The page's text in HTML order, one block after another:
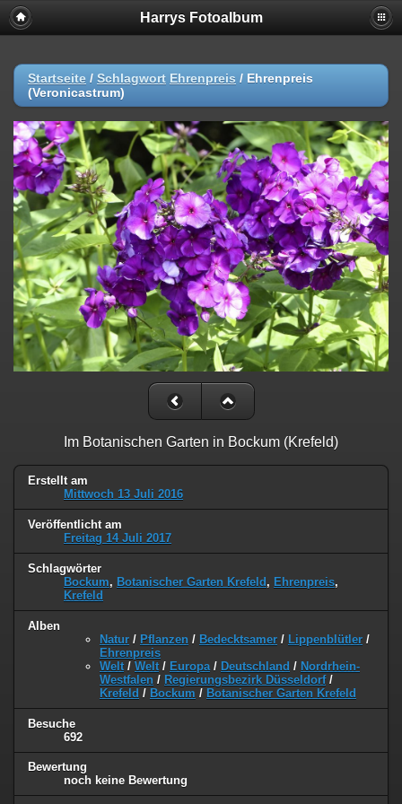
Harrys Fotoalbum
Startseite / Schlagwort Ehrenpreis / Ehrenpreis
(Veronicastrum)
Im Botanischen Garten in Bockum (Krefeld)
Erstellt am
Mittwoch 13 Juli 2016
Veröffentlicht am
Freitag 14 Juli 2017
Schlagwörter
Bockum, Botanischer Garten Krefeld , Ehrenpreis,
Krefeld
Alben
Natur / Pflanzen / Bedecktsamer / Lippenblütler /
Ehrenpreis
Welt / Welt / Europa / Deutschland / Nordrhein-
Westfalen / Regierungsbezirk Düsseldorf/
Krefeld / Bockum / Botanischer Garten Krefeld
Besuche
692
Bewertung
noch keine Bewertung